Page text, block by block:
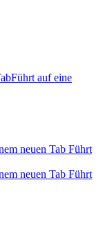
Führt auf eine
neuen Tab Führt
neuen Tab Führt